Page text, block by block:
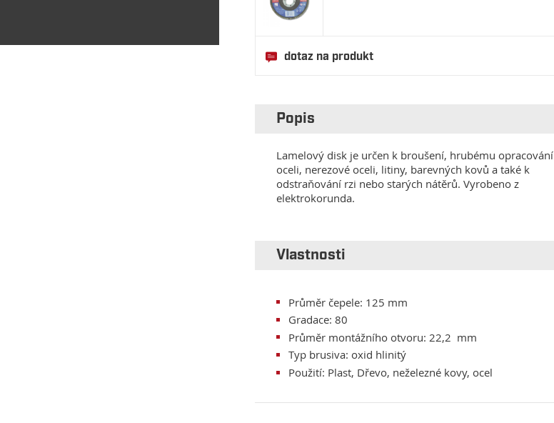
dotaz na produkt
Popis
Lamelový disk je určen k broušení, hrubému opracování
oceli, nerezové oceli, litiny, barevných kovů a také k
odstraňování rzi nebo starých nátěrů. Vyrobeno z
elektrokorunda.
Vlastnosti
Průměr čepele: 125 mm
Gradace: 80
Průměr montážního otvoru: 22,2 mm
Typ brusiva: oxid hlinitý
Použití: Plast, Dřevo, neželezné kovy, ocel